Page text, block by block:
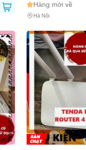
Hàng mới về
Hà Nội